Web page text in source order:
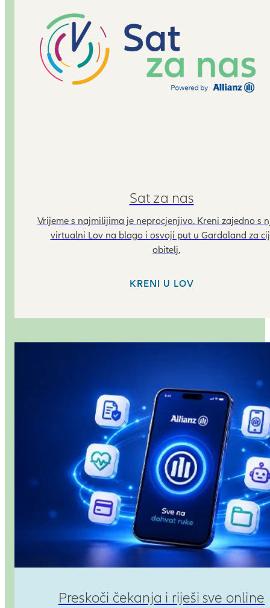
Sat za nas
Vrijeme s najmilijima je neprocjenjivo. Kreni zajedno s
virtualni Lov na blago i osvoji put u Gardaland za
obitelj.
KRENI U LOV
Preskoči čekanja i riješi sve online